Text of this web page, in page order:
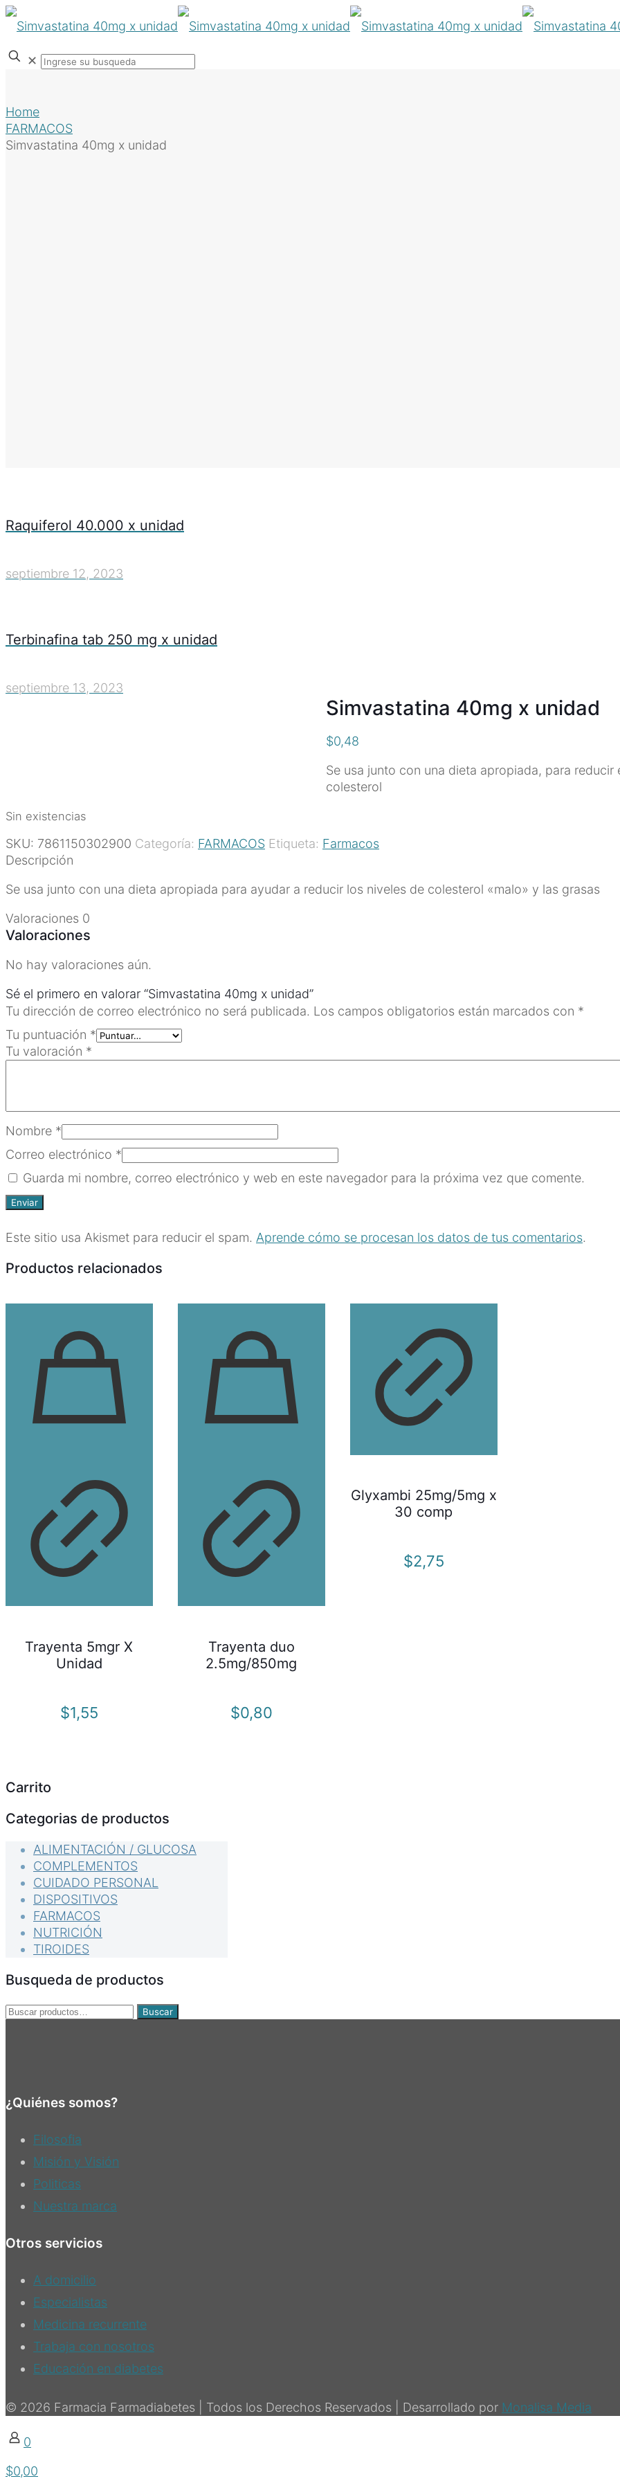
✕
Home
FARMACOS
Simvastatina 40mg x unidad
Raquiferol 40.000 x unidad
septiembre 12, 2023
Terbinafina tab 250 mg x unidad
septiembre 13, 2023
Simvastatina 40mg x unidad
$0,48
Se usa junto con una dieta apropiada, para reducir
colesterol
Sin existencias
SKU: 7861150302900 Categoría: FARMACOS Etiqueta: Farmacos
Descripción
Se usa junto con una dieta apropiada para ayudar a reducir los niveles de colesterol «malo» y las grasas
Valoraciones 0
Valoraciones
No hay valoraciones aún.
Sé el primero en valorar “Simvastatina 40mg x unidad”
Tu dirección de correo electrónico no será publicada. Los campos obligatorios están marcados con *
Tu puntuación *
Tu valoración *
Nombre *
Correo electrónico *
Guarda mi nombre, correo electrónico y web en este navegador para la próxima vez que comente.
Este sitio usa Akismet para reducir el spam. Aprende cómo se procesan los datos de tus comentarios.
Productos relacionados
Trayenta 5mgr X
Unidad
$1,55
Trayenta duo
2.5mg/850mg
$0,80
Glyxambi 25mg/5mg x
30 comp
$2,75
Carrito
Categorias de productos
ALIMENTACIÓN / GLUCOSA
COMPLEMENTOS
CUIDADO PERSONAL
DISPOSITIVOS
FARMACOS
NUTRICIÓN
TIROIDES
Busqueda de productos
Buscar
Buscar
¿Quiénes somos?
Filosofia
Misión y Visión
Politicas
Nuestra marca
Otros servicios
A domicilio
Especialistas
Medicina recurrente
Trabaja con nosotros
Educación en diabetes
© 2026 Farmacia Farmadiabetes | Todos los Derechos Reservados | Desarrollado por Monalisa Media
0
$0,00